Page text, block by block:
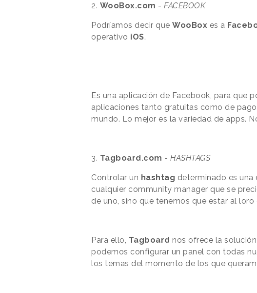
2. WooBox.com - FACEBOOK
Podríamos decir que WooBox es a
operativo iOS.
Es una aplicación de Facebook, para que
aplicaciones tanto gratuitas como de
mundo. Lo mejor es la variedad de apps.
3. Tagboard.com - HASHTAGS
Controlar un hashtag determinado es una
cualquier community manager que se
de uno, sino que tenemos que estar al loro
Para ello, Tagboard nos ofrece la
podemos configurar un panel con todas
los temas del momento de los que